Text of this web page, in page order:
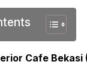
Cafe Bekasi